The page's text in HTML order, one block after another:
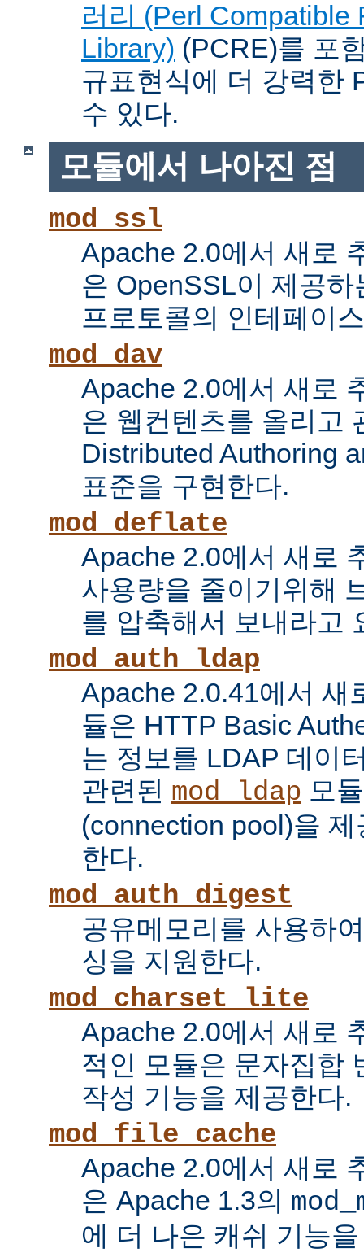
러리 (Perl Compatible
Library) (PCRE)를 포
규표현식에 더 강력한
수 있다.
모듈에서 나아진 점
mod_ssl
Apache 2.0에서 새로
은 OpenSSL이 제공
프로토콜의 인테페이
mod_dav
Apache 2.0에서 새로
은 웹컨텐츠를 올리고
Distributed Authoring
표준을 구현한다.
mod_deflate
Apache 2.0에서 새로
사용량을 줄이기위해
를 압축해서 보내라고
mod_auth_ldap
Apache 2.0.41에서 새
듈은 HTTP Basic
는 정보를 LDAP 데이
관련된 mod_ldap 모
(connection pool)을
한다.
mod_auth_digest
공유메모리를 사용하
싱을 지원한다.
mod_charset_lite
Apache 2.0에서 새로
적인 모듈은 문자집합
작성 기능을 제공한다.
mod_file_cache
Apache 2.0에서 새로
은 Apache 1.3의
에 더 나은 캐쉬 기능